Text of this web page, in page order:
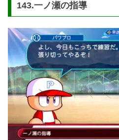
143.一ノ瀬の指導